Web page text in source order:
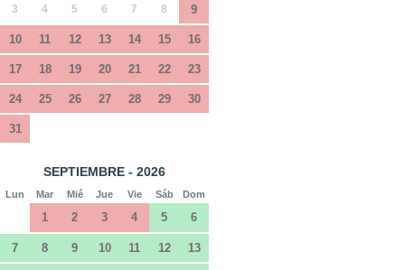
3 4 5 6 7 8 9
10 11 12 13 14 15 16
17 18 19 20 21 22 23
24 25 26 27 28 29 30
31
SEPTIEMBRE - 2026
Lun Mar Mié Jue Vie Sáb Dom
1 2 3 4 5 6
7 8 9 10 11 12 13